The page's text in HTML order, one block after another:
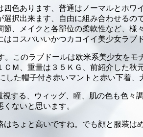
色あります、普通はノーマルとホ
択出来ます、自由に組み合わせる
、メイクと各部位の柔軟性など、
コスパいいかつカコイイ美少女ラブ
。このラブドールは欧米系美少女を
Ｍ、重量は３５ＫＧ、前紹介した
た帽子付き赤いマントと赤い下着
する、ウィッグ、瞳、肌の色も色
ないと思います。
ちょと高いですね。でも顔と服装は